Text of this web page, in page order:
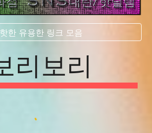
핫한 유용한 링크 모음
리보리